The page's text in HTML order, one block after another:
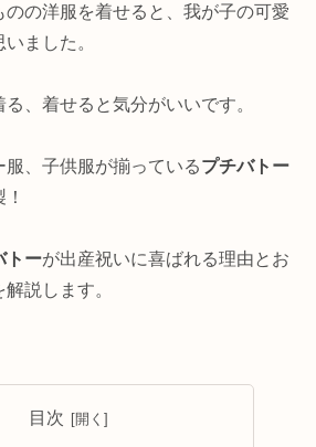
の洋服を着せると、我が子の可愛
ました。
、着せると気分がいいです。
、子供服が揃っているプチバトー
トーが出産祝いに喜ばれる理由とお
説します。
目次